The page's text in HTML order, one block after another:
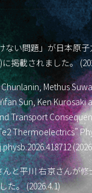
ない問題」が日本原
掲載されました。
Methus
Sun, Ken Kurosaki
Transport
Thermoelectrics”
と平川 右京さんが修
た。 (2026.4.1)